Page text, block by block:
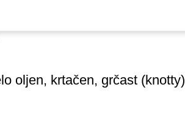
oljen, krtačen, grčast (knotty)